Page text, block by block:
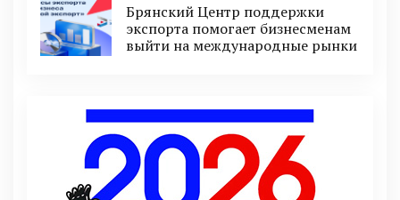
Брянский Центр поддержки
экспорта помогает бизнесменам
выйти на международные рынки